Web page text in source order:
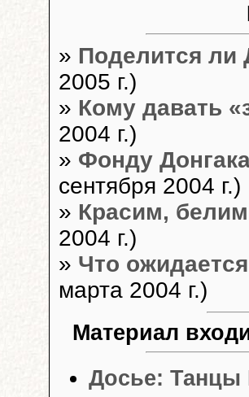
» Поделится
2005 г.)
» Кому давать
2004 г.)
» Фонду
сентября 2004 г.)
» Красим,
2004 г.)
» Что
марта 2004 г.)
Материал
Досье: Танцы